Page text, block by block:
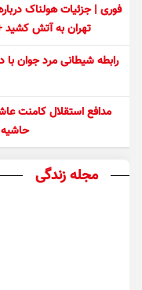
فوری | جزئیات هولناک
تهران به آتش کشید
رابطه شیطانی مرد جوان
مدافع استقلال کامنت
مجله زندگی